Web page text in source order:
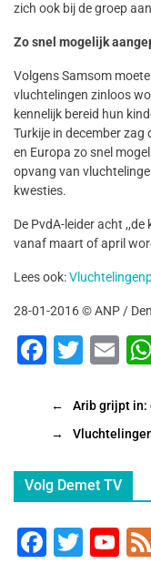
zich ook bij de groep
Zo snel mogelijk
Volgens Samsom
vluchtelingen zinloos
kennelijk bereid hun
Turkije in december
en Europa zo snel
opvang van
kwesties.
De PvdA-leider acht
vanaf maart of april
Lees ook:
28-01-2016 © ANP /
F
c
e
b
o
o
k
T
tt
er
E
ai
l
←
Arib grijpt in:
→
Volg Demet TV
F
T
Y